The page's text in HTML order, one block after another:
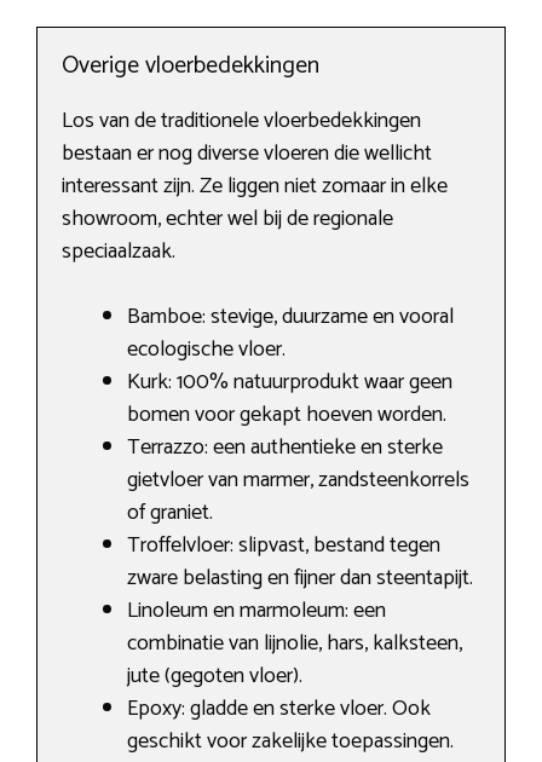
Overige vloerbedekkingen
Los van de traditionele vloerbedekkingen
bestaan er nog diverse vloeren die wellicht
interessant zijn. Ze liggen niet zomaar in elke
showroom, echter wel bij de regionale
speciaalzaak.
Bamboe: stevige, duurzame en vooral
ecologische vloer.
Kurk: 100% natuurprodukt waar geen
bomen voor gekapt hoeven worden.
Terrazzo: een authentieke en sterke
gietvloer van marmer, zandsteenkorrels
of graniet.
Troffelvloer: slipvast, bestand tegen
zware belasting en fijner dan steentapijt.
Linoleum en marmoleum: een
combinatie van lijnolie, hars, kalksteen,
jute (gegoten vloer).
Epoxy: gladde en sterke vloer. Ook
geschikt voor zakelijke toepassingen.